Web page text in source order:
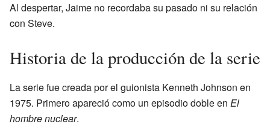
Al despertar, Jaime no recordaba su pasado ni su relación
con Steve.
Historia de la producción de la serie
La serie fue creada por el guionista Kenneth Johnson en
1975. Primero apareció como un episodio doble en El
hombre nuclear.